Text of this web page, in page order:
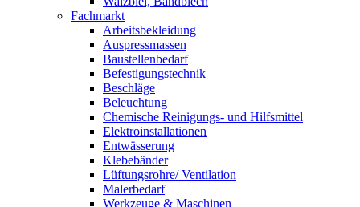
Fachmarkt
Arbeitsbekleidung
Auspressmassen
Baustellenbedarf
Befestigungstechnik
Beschläge
Beleuchtung
Chemische Reinigungs- und Hilfsmittel
Elektroinstallationen
Entwässerung
Klebebänder
Lüftungsrohre/ Ventilation
Malerbedarf
Werkzeuge & Maschinen